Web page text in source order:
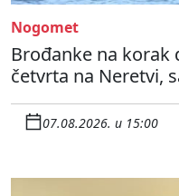
Nogomet
Brođanke na korak
četvrta na Neretvi,
07.08.2026. u 15:00